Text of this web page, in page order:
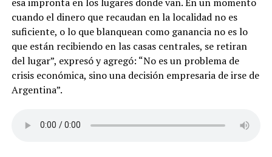
cuando el dinero que recaudan en la localidad no es
suficiente, o lo que blanquean como ganancia no es lo
que están recibiendo en las casas centrales, se retiran
del lugar”, expresó y agregó: “No es un problema de
crisis económica, sino una decisión empresaria de irse de
Argentina”.